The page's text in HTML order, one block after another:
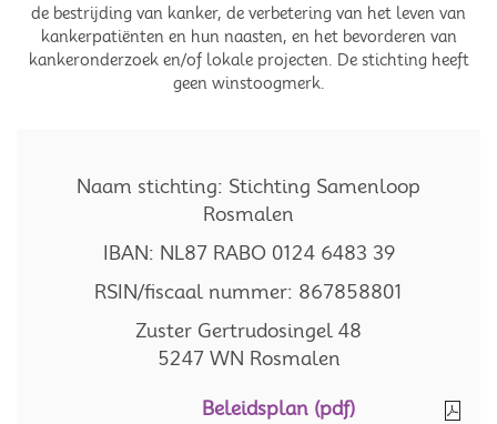
de bestrijding van kanker, de verbetering van het leven van
kankerpatiënten en hun naasten, en het bevorderen van
kankeronderzoek en/of lokale projecten. De stichting heeft
geen winstoogmerk.
Naam stichting: Stichting Samenloop
Rosmalen
IBAN: NL87 RABO 0124 6483 39
RSIN/fiscaal nummer: 867858801
Zuster Gertrudosingel 48
5247 WN Rosmalen
Beleidsplan (pdf)